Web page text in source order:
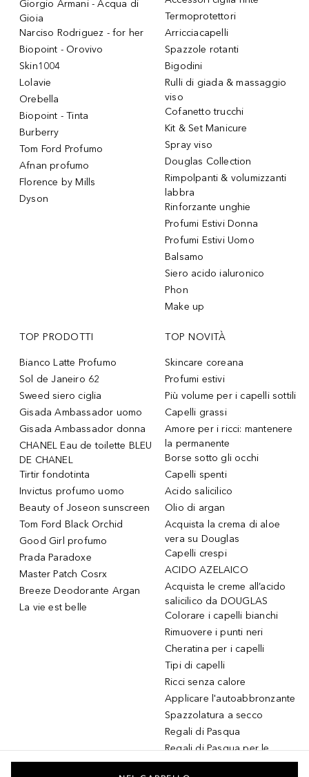
Giorgio Armani - Acqua di
Gioia
Narciso Rodriguez - for her
Biopoint - Orovivo
Skin1004
Lolavie
Orebella
Biopoint - Tinta
Burberry
Tom Ford Profumo
Afnan profumo
Florence by Mills
Dyson
Termoprotettori
Arricciacapelli
Spazzole rotanti
Bigodini
Rulli di giada & massaggio
viso
Cofanetto trucchi
Kit & Set Manicure
Spray viso
Douglas Collection
Rimpolpanti & volumizzanti
labbra
Rinforzante unghie
Profumi Estivi Donna
Profumi Estivi Uomo
Balsamo
Siero acido ialuronico
Phon
Make up
TOP PRODOTTI
Bianco Latte Profumo
Sol de Janeiro 62
Sweed siero ciglia
Gisada Ambassador uomo
Gisada Ambassador donna
CHANEL Eau de toilette BLEU
DE CHANEL
Tirtir fondotinta
Invictus profumo uomo
Beauty of Joseon sunscreen
Tom Ford Black Orchid
Good Girl profumo
Prada Paradoxe
Master Patch Cosrx
Breeze Deodorante Argan
La vie est belle
TOP NOVITÀ
Skincare coreana
Profumi estivi
Più volume per i capelli sottili
Capelli grassi
Amore per i ricci: mantenere
la permanente
Borse sotto gli occhi
Capelli spenti
Acido salicilico
Olio di argan
Acquista la crema di aloe
vera su Douglas
Capelli crespi
ACIDO AZELAICO
Acquista le creme all’acido
salicilico da DOUGLAS
Colorare i capelli bianchi
Rimuovere i punti neri
Cheratina per i capelli
Tipi di capelli
Ricci senza calore
Applicare l'autoabbronzante
Spazzolatura a secco
Regali di Pasqua
Regali di Pasqua per le
donne